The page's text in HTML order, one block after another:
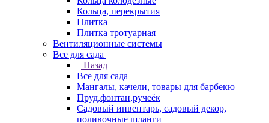
Кольца, перекрытия
Плитка
Плитка тротуарная
Вентиляционные системы
Все для сада
Назад
Все для сада
Мангалы, качели, товары для барбекю
Пруд,фонтан,ручеёк
Садовый инвентарь, садовый декор,
поливочные шланги